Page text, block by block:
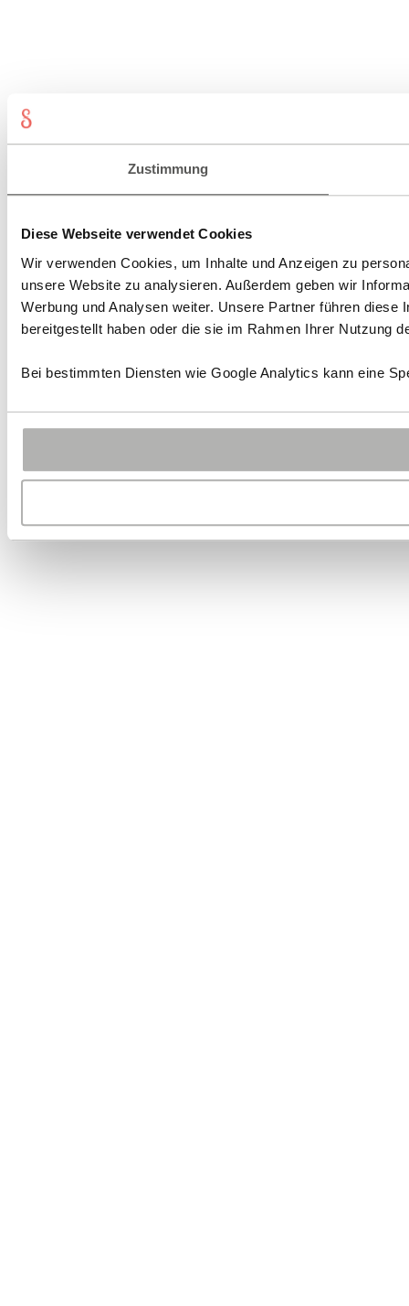
Zustimmung
Diese Webseite verwendet Cookies
Wir verwenden Cookies, um Inhalte und Anzeigen zu
unsere Website zu analysieren. Außerdem geben wir
Werbung und Analysen weiter. Unsere Partner führen
bereitgestellt haben oder die sie im Rahmen Ihrer Nutzung
Bei bestimmten Diensten wie Google Analytics kann eine